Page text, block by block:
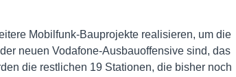
Mobilfunk-Bauprojekte realisieren, um die
neuen Vodafone-Ausbauoffensive sind, das
die restlichen 19 Stationen, die bisher noch